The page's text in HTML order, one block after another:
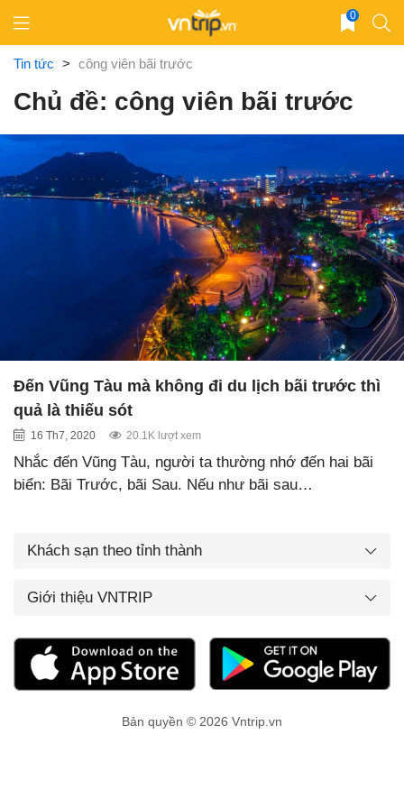
content
0
Tin tức > công viên bãi trước
Chủ đề: công viên bãi trước
Đến Vũng Tàu mà không đi du lịch bãi trước thì
quả là thiếu sót
16 Th7, 2020 20.1K lượt xem
Nhắc đến Vũng Tàu, người ta thường nhớ đến hai bãi
biển: Bãi Trước, bãi Sau. Nếu như bãi sau…
Khách sạn theo tỉnh thành
Giới thiệu VNTRIP
Bản quyền © 2026 Vntrip.vn